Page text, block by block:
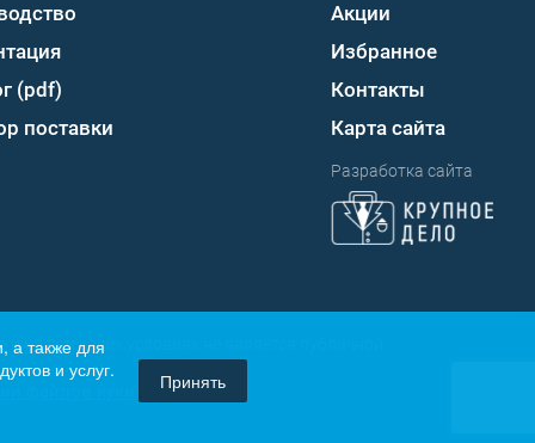
(pdf)
поставки
Акции
Избранное
Контакты
Карта сайта
Разработка сайта
ни при каких условиях не является публичной
файлов куки
а также для
и услуг.
Принять